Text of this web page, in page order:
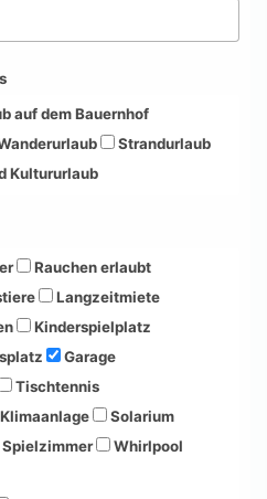
auf dem Bauernhof
Strandurlaub
Kultururlaub
Rauchen erlaubt
Langzeitmiete
Kinderspielplatz
Garage
Tischtennis
Klimaanlage
Solarium
Spielzimmer
Whirlpool